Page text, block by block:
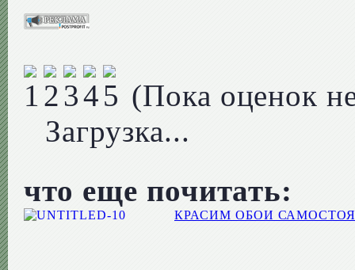
(Пока оценок
Загрузка...
что еще почитать:
КРАСИМ ОБОИ